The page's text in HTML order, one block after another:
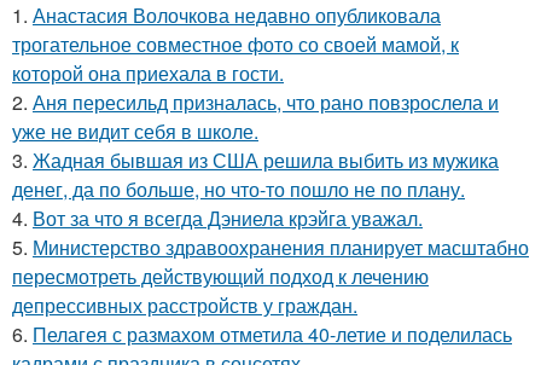
1. Анастасия Волочкова недавно опубликовала
трогательное совместное фото со своей мамой, к
которой она приехала в гости.
2. Аня пересильд призналась, что рано повзрослела и
уже не видит себя в школе.
3. Жадная бывшая из США решила выбить из мужика
денег, да по больше, но что-то пошло не по плану.
4. Вот за что я всегда Дэниела крэйга уважал.
5. Министерство здравоохранения планирует масштабно
пересмотреть действующий подход к лечению
депрессивных расстройств у граждан.
6. Пелагея с размахом отметила 40-летие и поделилась